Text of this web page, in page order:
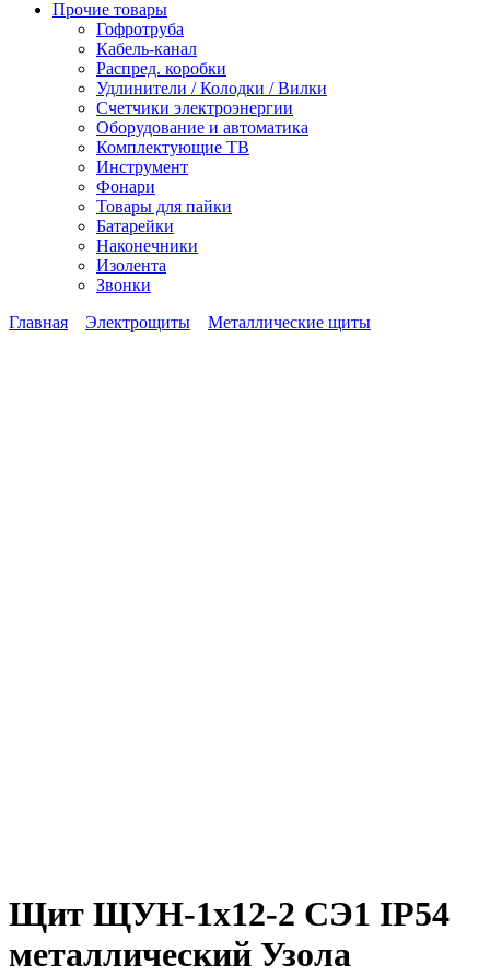
Прочие товары
Гофротруба
Кабель-канал
Распред. коробки
Удлинители / Колодки / Вилки
Счетчики электроэнергии
Оборудование и автоматика
Комплектующие ТВ
Инструмент
Фонари
Товары для пайки
Батарейки
Наконечники
Изолента
Звонки
Главная
Электрощиты Металлические щиты
Щит ЩУН-1х12-2 СЭ1 IP54
металлический Узола